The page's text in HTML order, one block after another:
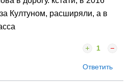
Култуном, расширяли, а в
1
Ответить